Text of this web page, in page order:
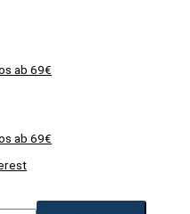
ab 69€
ab 69€